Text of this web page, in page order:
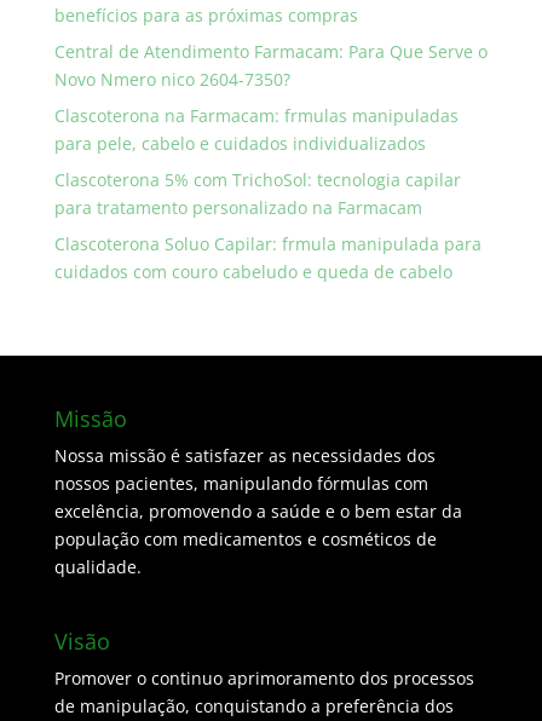
benefícios para as próximas compras
Central de Atendimento Farmacam: Para Que Serve o
Novo Nmero nico 2604-7350?
Clascoterona na Farmacam: frmulas manipuladas
para pele, cabelo e cuidados individualizados
Clascoterona 5% com TrichoSol: tecnologia capilar
para tratamento personalizado na Farmacam
Clascoterona Soluo Capilar: frmula manipulada para
cuidados com couro cabeludo e queda de cabelo
Missão
Nossa missão é satisfazer as necessidades dos
nossos pacientes, manipulando fórmulas com
excelência, promovendo a saúde e o bem estar da
população com medicamentos e cosméticos de
qualidade.
Visão
Promover o continuo aprimoramento dos processos
de manipulação, conquistando a preferência dos